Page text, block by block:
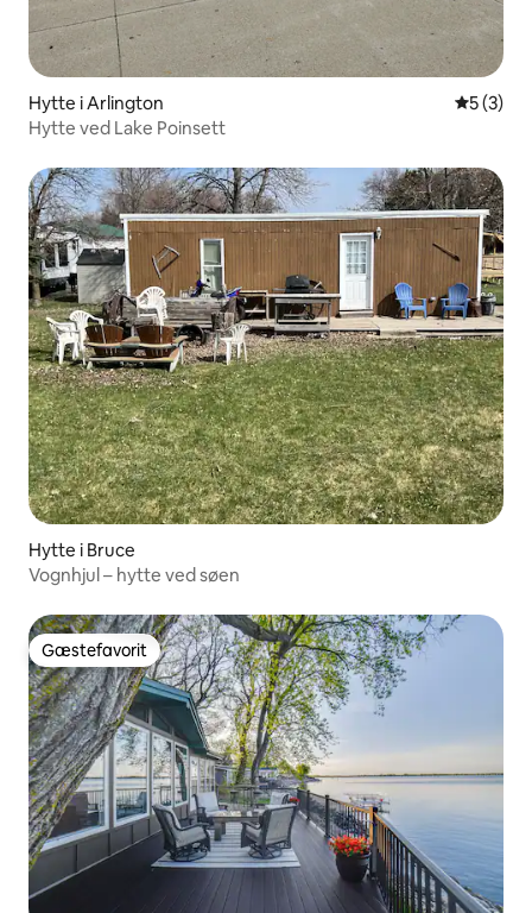
Hytte i Arlington 5 ud af 5
5 (3)
Hytte ved Lake Poinsett
Hytte i Bruce
Vognhjul – hytte ved søen
Gæstefavorit
Gæstefavorit